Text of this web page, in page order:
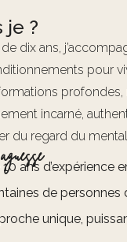
je ?
dix ans,
pour
profondes,
incarné,
du regard du
ans d’expérience
de
unique,